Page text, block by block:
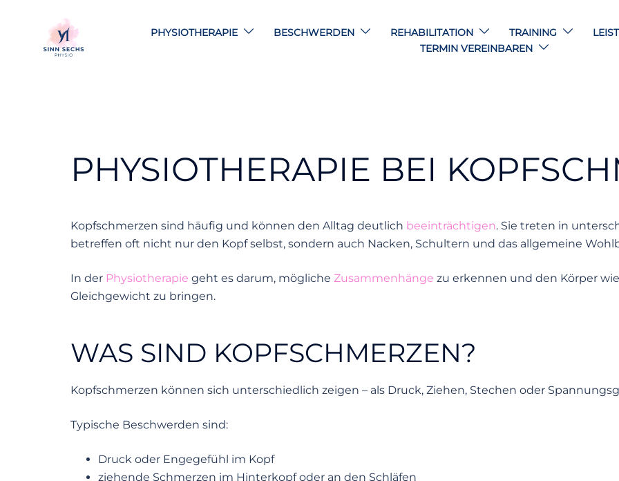
content
PHYSIOTHERAPIE BESCHWERDEN REHABILITATION TRAINING
TERMIN VEREINBAREN
PHYSIOTHERAPIE BEI
Kopfschmerzen sind häufig und können den Alltag deutlich beeinträchtigen. Sie treten in
betreffen oft nicht nur den Kopf selbst, sondern auch Nacken, Schultern und das allgemeine
In der Physiotherapie geht es darum, mögliche Zusammenhänge zu erkennen und den Körper
Gleichgewicht zu bringen.
WAS SIND KOPFSCHMERZEN?
Kopfschmerzen können sich unterschiedlich zeigen – als Druck, Ziehen, Stechen oder
Typische Beschwerden sind:
Druck oder Engegefühl im Kopf
ziehende Schmerzen im Hinterkopf oder an den Schläfen